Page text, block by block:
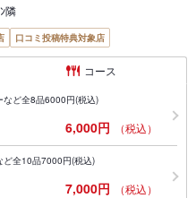
隣
口コミ投稿特典対象店
コース
など全8品6000円(税込)
6,000円 （税込）
ど全10品7000円(税込)
7,000円 （税込）